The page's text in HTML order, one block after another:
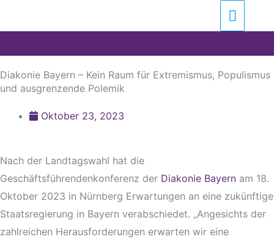
Diakonie Bayern – Kein Raum für Extremismus, Populismus
und ausgrenzende Polemik
Oktober 23, 2023
Nach der Landtagswahl hat die
Geschäftsführendenkonferenz der Diakonie Bayern am 18.
Oktober 2023 in Nürnberg Erwartungen an eine zukünftige
Staatsregierung in Bayern verabschiedet. „Angesichts der
zahlreichen Herausforderungen erwarten wir eine